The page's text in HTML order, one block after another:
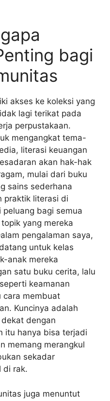
bagi
akses ke koleksi yang
lagi terikat pada
perpustakaan.
mengangkat tema-
literasi keuangan
akan hak-hak
mulai dari buku
sains sederhana
praktik literasi di
bagi semua
yang mereka
pengalaman saya,
untuk kelas
anak mereka
satu buku cerita, lalu
keamanan
cara membuat
Kuncinya adalah
dengan
itu hanya bisa terjadi
memang merangkul
sekadar
di rak.
juga menuntut